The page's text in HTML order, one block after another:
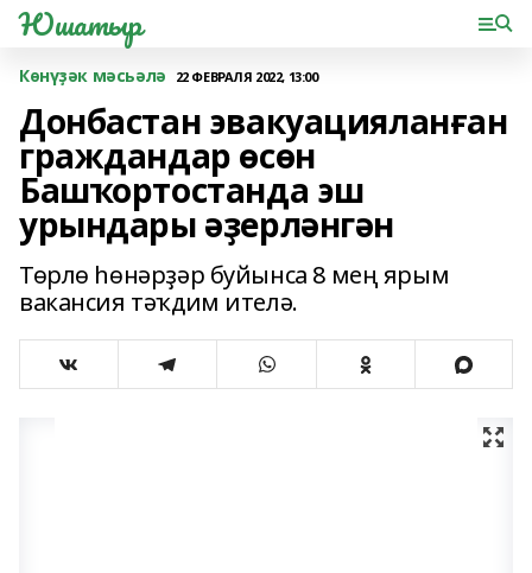
Юшатыр
Көнүҙәк мәсьәлә 22 ФЕВРАЛЯ 2022, 13:00
Донбастан эвакуацияланған
граждандар өсөн
Башҡортостанда эш
урындары әҙерләнгән
Төрлө һөнәрҙәр буйынса 8 мең ярым
вакансия тәҡдим ителә.